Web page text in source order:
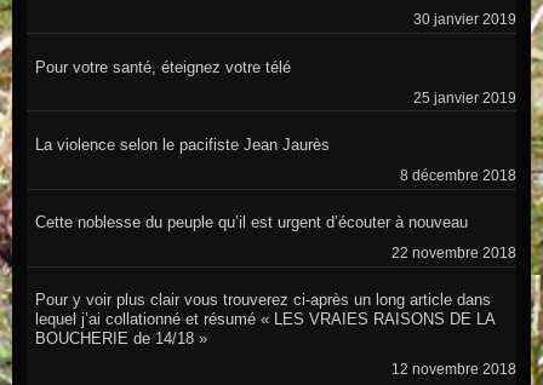
30 janvier 2019
Pour votre santé, éteignez votre télé
25 janvier 2019
La violence selon le pacifiste Jean Jaurès
8 décembre 2018
Cette noblesse du peuple qu’il est urgent d’écouter à nouveau
22 novembre 2018
Pour y voir plus clair vous trouverez ci-après un long article dans
lequel j’ai collationné et résumé « LES VRAIES RAISONS DE LA
BOUCHERIE de 14/18 »
12 novembre 2018